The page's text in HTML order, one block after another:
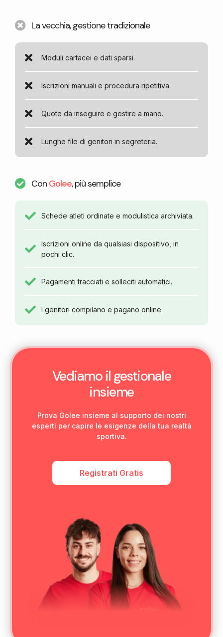
La vecchia, gestione tradizionale
Moduli cartacei e dati sparsi.
Iscrizioni manuali e procedura ripetitiva.
Quote da inseguire e gestire a mano.
Lunghe file di genitori in segreteria.
Con Golee, più semplice
Schede atleti ordinate e modulistica archiviata.
Iscrizioni online da qualsiasi dispositivo, in
pochi clic.
Pagamenti tracciati e solleciti automatici.
I genitori compilano e pagano online.
Vediamo il gestionale
insieme
Prova Golee insieme al supporto dei nostri
esperti per capire le esigenze della tua realtà
sportiva.
Registrati Gratis